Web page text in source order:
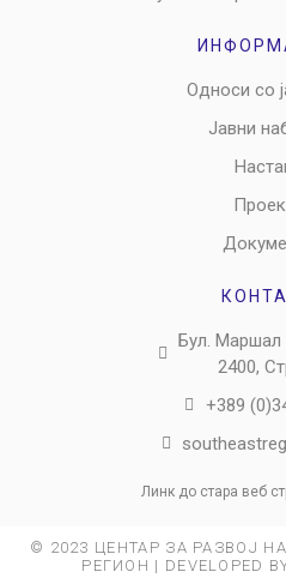
Односи со
Јавни
Бул. Маршал
2400,
+389
Линк до стара веб
© 2023 ЦЕНТАР ЗА РАЗВОЈ
РЕГИОН | DEVELOPED